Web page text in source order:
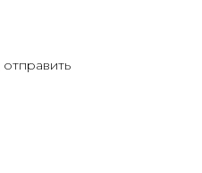
отправить